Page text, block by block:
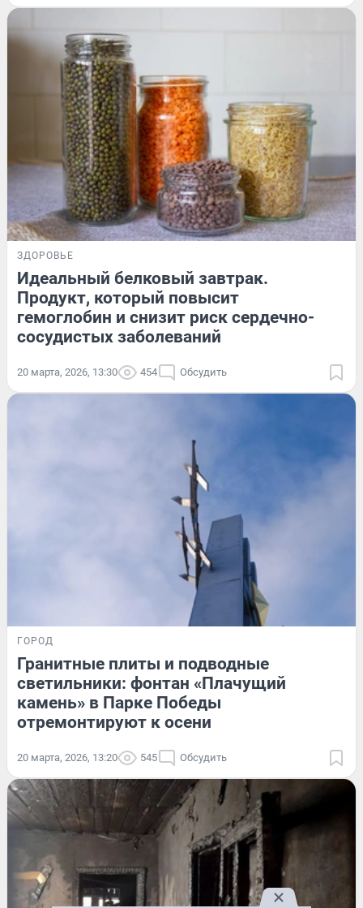
ЗДОРОВЬЕ
Идеальный белковый завтрак.
Продукт, который повысит
гемоглобин и снизит риск сердечно-
сосудистых заболеваний
20 марта, 2026, 13:30 454 Обсудить
ГОРОД
Гранитные плиты и подводные
светильники: фонтан «Плачущий
камень» в Парке Победы
отремонтируют к осени
20 марта, 2026, 13:20 545 Обсудить